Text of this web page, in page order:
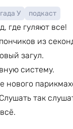
У подкаст
где гуляют все!
из
загул.
систему.
нового
Слушать так